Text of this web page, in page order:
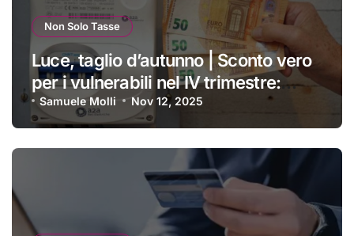
Non Solo Tasse
Luce, taglio d’autunno | Sconto vero
per i vulnerabili nel IV trimestre:
ecco a chi si applica e come
ottenerlo
Samuele Molli Nov 12, 2025